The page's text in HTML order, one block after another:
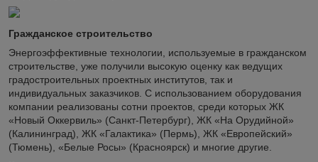
Гражданское строительство
Энергоэффективные технологии, используемые в гражданском
строительстве, уже получили высокую оценку как ведущих
градостроительных проектных институтов, так и
индивидуальных заказчиков. С использованием оборудования
компании реализованы сотни проектов, среди которых ЖК
«Новый Оккервиль» (Санкт-Петербург), ЖК «На Орудийной»
(Калининград), ЖК «Галактика» (Пермь), ЖК «Европейский»
(Тюмень), «Белые Росы» (Красноярск) и многие другие.